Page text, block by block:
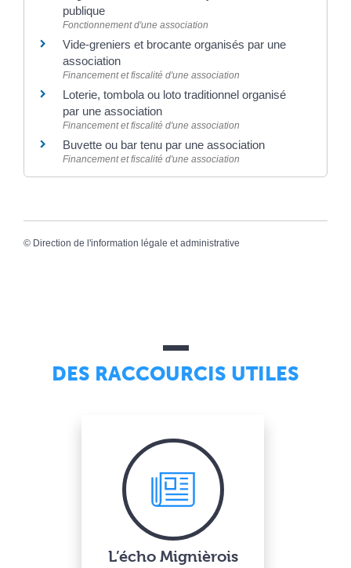
publique
Fonctionnement d'une association
Vide-greniers et brocante organisés par une
association
Financement et fiscalité d'une association
Loterie, tombola ou loto traditionnel organisé
par une association
Financement et fiscalité d'une association
Buvette ou bar tenu par une association
Financement et fiscalité d'une association
© Direction de l'information légale et administrative
DES RACCOURCIS UTILES
L’écho Mignièrois